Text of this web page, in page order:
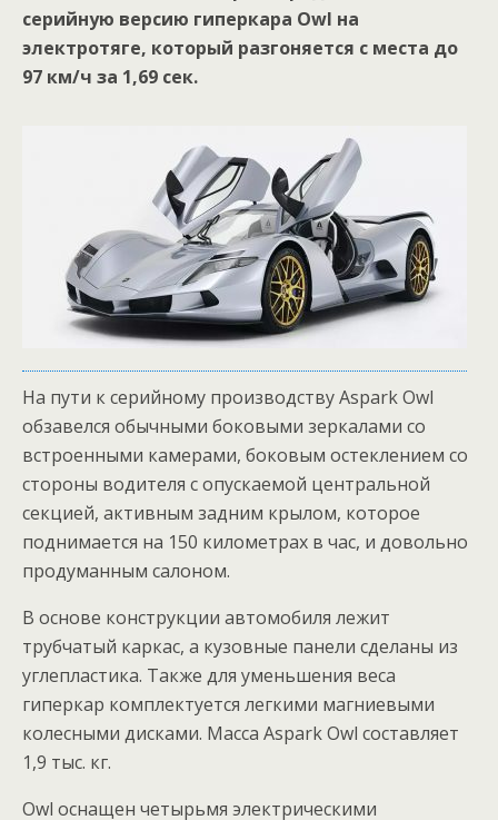
серийную версию гиперкара Owl на
электротяге, который разгоняется с места до
97 км/ч за 1,69 сек.
На пути к серийному производству Aspark Owl
обзавелся обычными боковыми зеркалами со
встроенными камерами, боковым остеклением со
стороны водителя с опускаемой центральной
секцией, активным задним крылом, которое
поднимается на 150 километрах в час, и довольно
продуманным салоном.
В основе конструкции автомобиля лежит
трубчатый каркас, а кузовные панели сделаны из
углепластика. Также для уменьшения веса
гиперкар комплектуется легкими магниевыми
колесными дисками. Масса Aspark Owl составляет
1,9 тыс. кг.
Owl оснащен четырьмя электрическими